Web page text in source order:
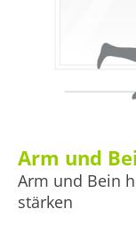
Arm und
Arm und Bein
stärken